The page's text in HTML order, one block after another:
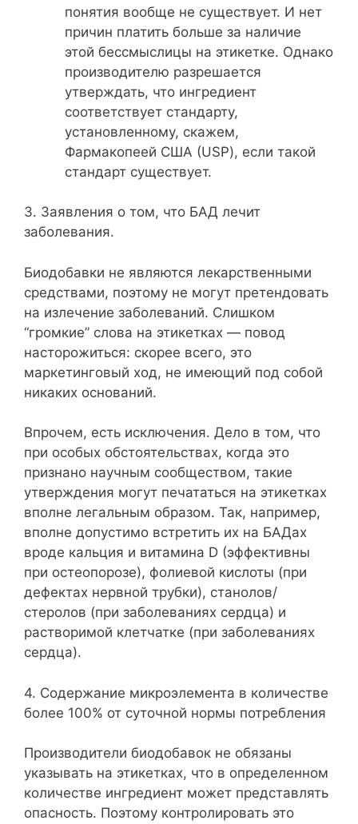
понятия вообще не существует. И нет
причин платить больше за наличие
этой бессмыслицы на этикетке. Однако
производителю разрешается
утверждать, что ингредиент
соответствует стандарту,
установленному, скажем,
Фармакопеей США (USP), если такой
стандарт существует.
3. Заявления о том, что БАД лечит
заболевания.
Биодобавки не являются лекарственными
средствами, поэтому не могут претендовать
на излечение заболеваний. Слишком
“громкие” слова на этикетках — повод
насторожиться: скорее всего, это
маркетинговый ход, не имеющий под собой
никаких оснований.
Впрочем, есть исключения. Дело в том, что
при особых обстоятельствах, когда это
признано научным сообществом, такие
утверждения могут печататься на этикетках
вполне легальным образом. Так, например,
вполне допустимо встретить их на БАДах
вроде кальция и витамина D (эффективны
при остеопорозе), фолиевой кислоты (при
дефектах нервной трубки), станолов/
стеролов (при заболеваниях сердца) и
растворимой клетчатке (при заболеваниях
сердца).
4. Содержание микроэлемента в количестве
более 100% от суточной нормы потребления
Производители биодобавок не обязаны
указывать на этикетках, что в определенном
количестве ингредиент может представлять
опасность. Поэтому контролировать это